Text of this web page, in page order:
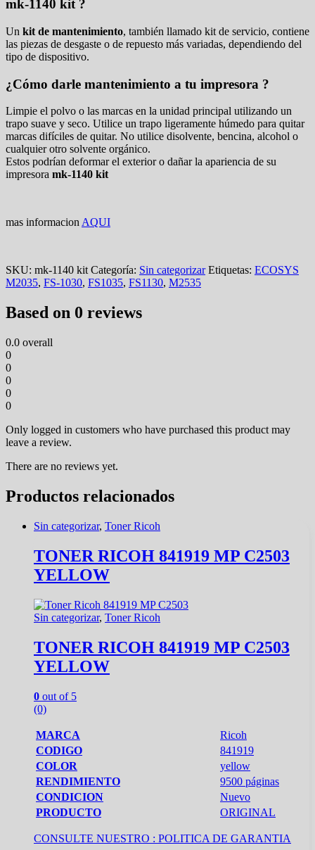
mk-1140 kit ?
Un kit de mantenimiento, también llamado kit de servicio, contiene
las piezas de desgaste o de repuesto más variadas, dependiendo del
tipo de dispositivo.
¿Cómo darle mantenimiento a tu impresora ?
Limpie el polvo o las marcas en la unidad principal utilizando un
trapo suave y seco. Utilice un trapo ligeramente húmedo para quitar
marcas difíciles de quitar. No utilice disolvente, bencina, alcohol o
cualquier otro solvente orgánico.
Estos podrían deformar el exterior o dañar la apariencia de su
impresora mk-1140 kit
mas informacion AQUI
SKU: mk-1140 kit Categoría: Sin categorizar Etiquetas: ECOSYS
M2035, FS-1030, FS1035, FS1130, M2535
Based on 0 reviews
0.0 overall
0
0
0
0
0
Only logged in customers who have purchased this product may
leave a review.
There are no reviews yet.
Productos relacionados
Sin categorizar, Toner Ricoh
TONER RICOH 841919 MP C2503
YELLOW
Sin categorizar, Toner Ricoh
TONER RICOH 841919 MP C2503
YELLOW
0 out of 5
(0)
MARCA
Ricoh
CODIGO
841919
COLOR
yellow
RENDIMIENTO
9500 páginas
CONDICION
Nuevo
PRODUCTO
ORIGINAL
CONSULTE NUESTRO : POLITICA DE GARANTIA